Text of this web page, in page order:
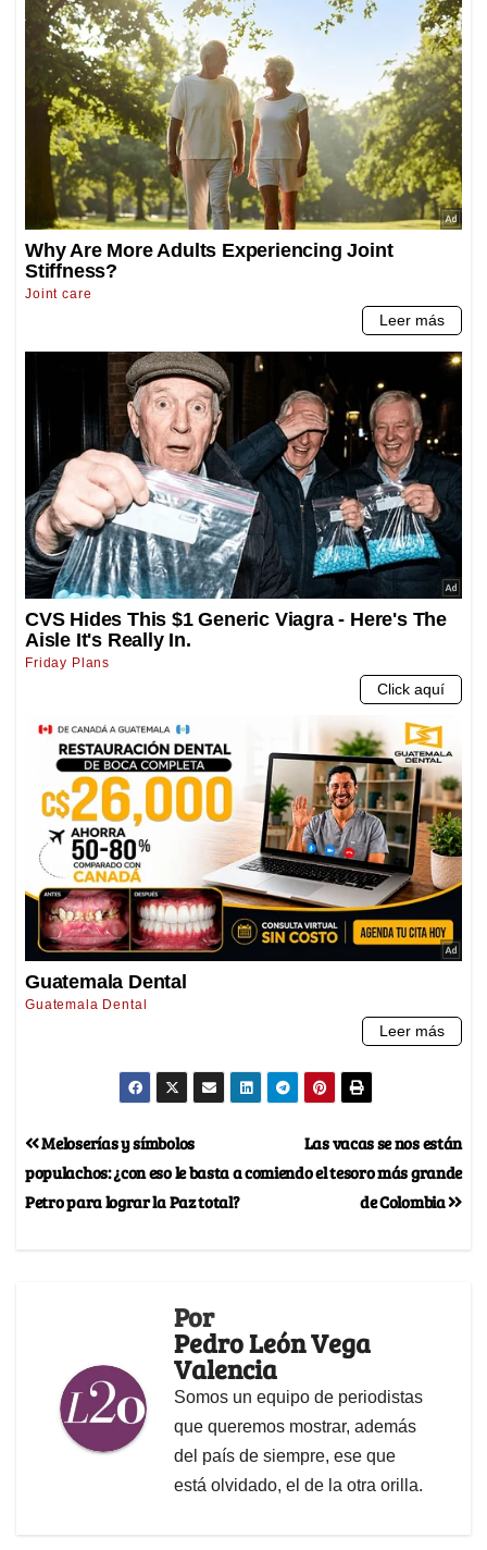
Las vacas se nos están
comiendo el tesoro más grande
de Colombia
Meloserías y símbolos
populachos: ¿con eso le basta a
Petro para lograr la Paz total?
Por
Pedro León Vega
Valencia
Somos un equipo de periodistas
que queremos mostrar, además
del país de siempre, ese que
está olvidado, el de la otra orilla.